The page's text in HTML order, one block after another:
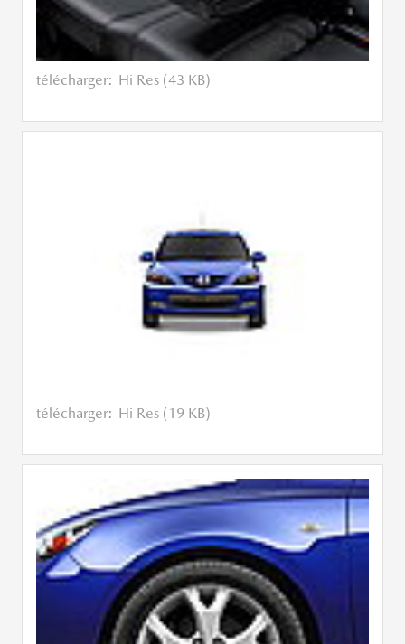
télécharger: Hi Res (43 KB)
télécharger: Hi Res (19 KB)